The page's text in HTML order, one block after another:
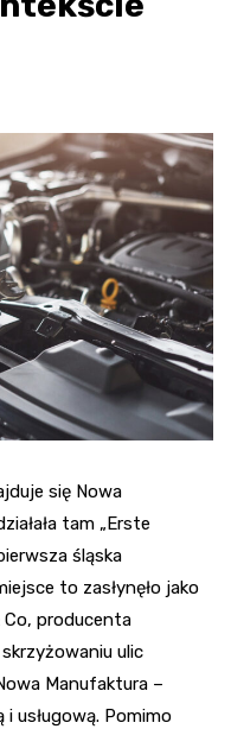
się Nowa
tam „Erste
śląska
to zasłynęło jako
Co, producenta
ulic
Manufaktura –
i usługową. Pomimo